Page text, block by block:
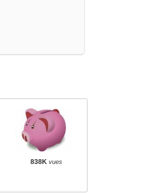
838K vues